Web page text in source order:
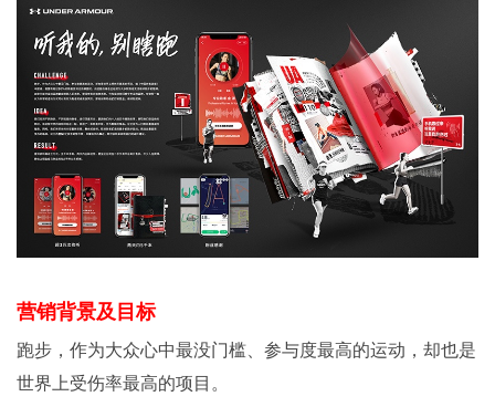
营销背景及目标
跑步，作为大众心中最没门槛、参与度最高的运动，却也是
世界上受伤率最高的项目。